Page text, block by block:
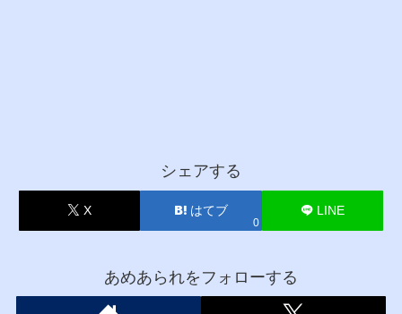
シェアする
X はてブ
0
LINE
あめあられをフォローする